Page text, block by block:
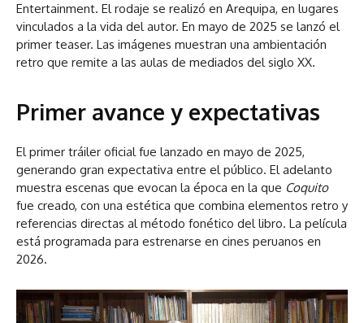
Entertainment. El rodaje se realizó en Arequipa, en lugares
vinculados a la vida del autor. En mayo de 2025 se lanzó el
primer teaser. Las imágenes muestran una ambientación
retro que remite a las aulas de mediados del siglo XX.
Primer avance y expectativas
El primer tráiler oficial fue lanzado en mayo de 2025,
generando gran expectativa entre el público. El adelanto
muestra escenas que evocan la época en la que Coquito
fue creado, con una estética que combina elementos retro y
referencias directas al método fonético del libro. La película
está programada para estrenarse en cines peruanos en
2026.